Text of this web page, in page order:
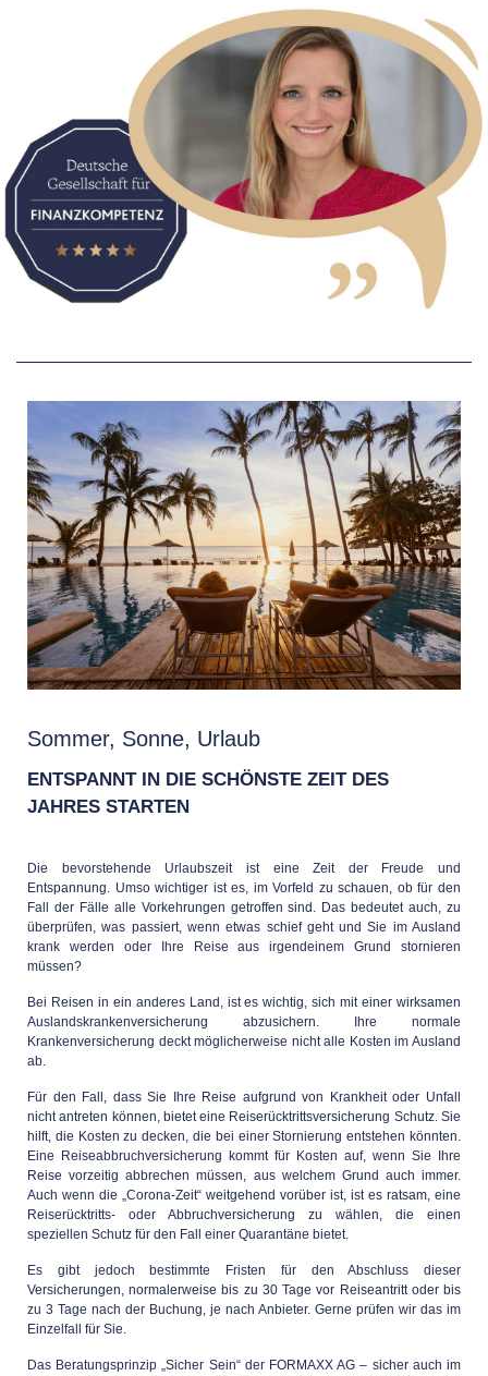
Sommer, Sonne, Urlaub
ENTSPANNT IN DIE SCHÖNSTE ZEIT DES
JAHRES STARTEN
Die bevorstehende Urlaubszeit ist eine Zeit der Freude und
Entspannung. Umso wichtiger ist es, im Vorfeld zu schauen, ob für den
Fall der Fälle alle Vorkehrungen getroffen sind. Das bedeutet auch, zu
überprüfen, was passiert, wenn etwas schief geht und Sie im Ausland
krank werden oder Ihre Reise aus irgendeinem Grund stornieren
müssen?
Bei Reisen in ein anderes Land, ist es wichtig, sich mit einer wirksamen
Auslandskrankenversicherung abzusichern. Ihre normale
Krankenversicherung deckt möglicherweise nicht alle Kosten im Ausland
ab.
Für den Fall, dass Sie Ihre Reise aufgrund von Krankheit oder Unfall
nicht antreten können, bietet eine Reiserücktrittsversicherung Schutz. Sie
hilft, die Kosten zu decken, die bei einer Stornierung entstehen könnten.
Eine Reiseabbruchversicherung kommt für Kosten auf, wenn Sie Ihre
Reise vorzeitig abbrechen müssen, aus welchem Grund auch immer.
Auch wenn die „Corona-Zeit“ weitgehend vorüber ist, ist es ratsam, eine
Reiserücktritts- oder Abbruchversicherung zu wählen, die einen
speziellen Schutz für den Fall einer Quarantäne bietet.
Es gibt jedoch bestimmte Fristen für den Abschluss dieser
Versicherungen, normalerweise bis zu 30 Tage vor Reiseantritt oder bis
zu 3 Tage nach der Buchung, je nach Anbieter. Gerne prüfen wir das im
Einzelfall für Sie.
Das Beratungsprinzip „Sicher Sein“ der FORMAXX AG – sicher auch im